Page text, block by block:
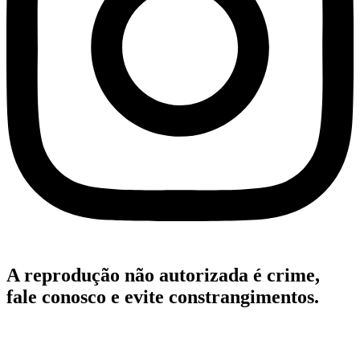
A reprodução não autorizada é crime,
fale conosco e evite constrangimentos.